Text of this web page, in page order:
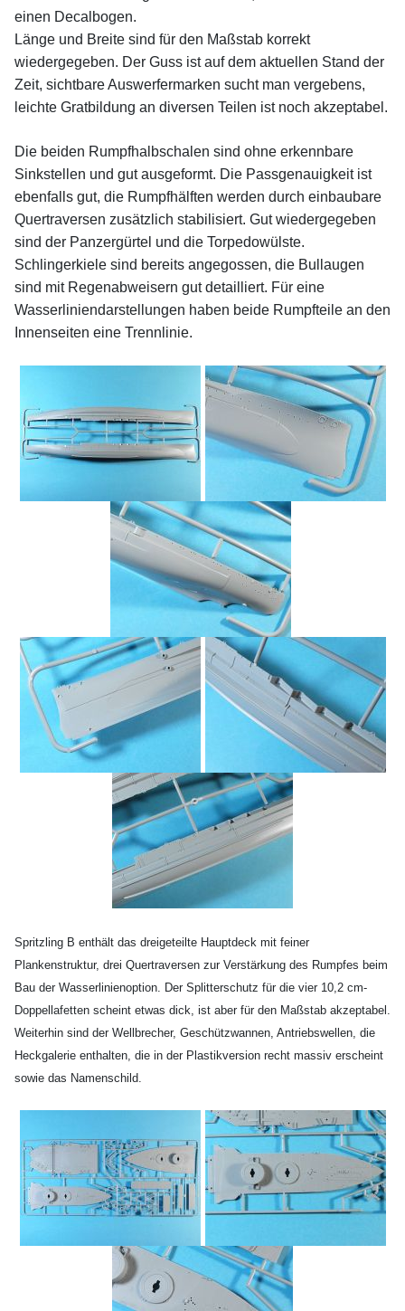
einen Decalbogen.
Länge und Breite sind für den Maßstab korrekt
wiedergegeben. Der Guss ist auf dem aktuellen Stand der
Zeit, sichtbare Auswerfermarken sucht man vergebens,
leichte Gratbildung an diversen Teilen ist noch akzeptabel.
Die beiden Rumpfhalbschalen sind ohne erkennbare
Sinkstellen und gut ausgeformt. Die Passgenauigkeit ist
ebenfalls gut, die Rumpfhälften werden durch einbaubare
Quertraversen zusätzlich stabilisiert. Gut wiedergegeben
sind der Panzergürtel und die Torpedowülste.
Schlingerkiele sind bereits angegossen, die Bullaugen
sind mit Regenabweisern gut detailliert. Für eine
Wasserliniendarstellungen haben beide Rumpfteile an den
Innenseiten eine Trennlinie.
Spritzling B enthält das dreigeteilte Hauptdeck mit feiner
Plankenstruktur, drei Quertraversen zur Verstärkung des Rumpfes beim
Bau der Wasserlinienoption. Der Splitterschutz für die vier 10,2 cm-
Doppellafetten scheint etwas dick, ist aber für den Maßstab akzeptabel.
Weiterhin sind der Wellbrecher, Geschützwannen, Antriebswellen, die
Heckgalerie enthalten, die in der Plastikversion recht massiv erscheint
sowie das Namenschild.